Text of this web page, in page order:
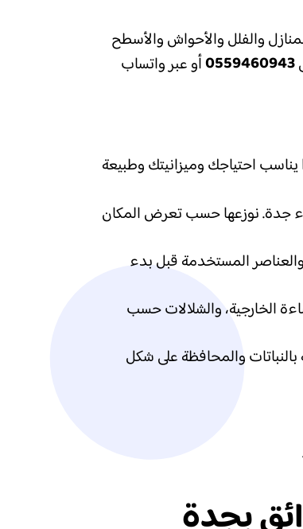
والفلل والأحواش والأسطح
0559460943أو عبر واتساب
احتياجك وميزانيتك وطبيعة
جدة. نوزعها حسب تعرض المكان
والعناصر المستخدمة قبل بدء
الخارجية، والشلالات حسب
والمحافظة على شكل